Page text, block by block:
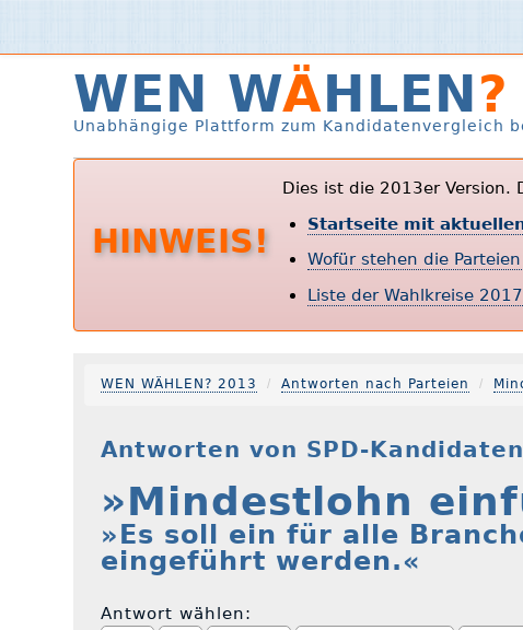
WEN WÄHLEN?
Unabhängige Plattform zum Kandidatenvergleich
HINWEIS!
Dies ist die 2013er
Startseite mit
Wofür stehen die
Liste der Wahlkreise 2017
WEN WÄHLEN? 2013 Antworten nach Parteien
Antworten von SPD-
»Mindestlohn
»Es soll ein für alle
eingeführt werden.«
Antwort wählen: